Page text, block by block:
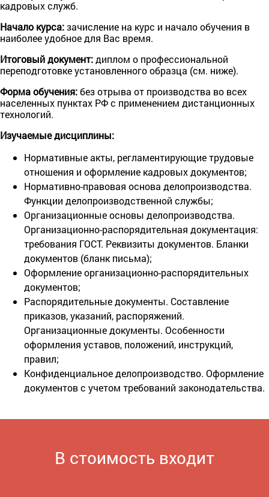
кадровых служб.
Начало курса:зачисление на курс и начало обучения в
наиболее удобное для Вас время.
Итогoвый документ:диплом o профессиональной
переподготовке установленного образца (см. ниже).
Форма обучения:без отрыва от производства во всех
населенных пунктах РФ с применением дистанционных
технологий.
Изучаемые дисциплины:
Нормативные акты, регламентирующие трудовые
отношения и оформление кадровых документов;
Нормативно-правовая основа делопроизводства.
Функции делопроизводственной службы;
Организационные основы делопроизводства.
Организационно-распорядительная документация:
требования ГОСТ. Реквизиты документов. Бланки
документов (бланк письма);
Оформление организационно-распорядительных
документов;
Распорядительные документы. Составление
приказов, указаний, распоряжений.
Организационные документы. Особенности
оформления уставов, положений, инструкций,
правил;
Конфиденциальное делопроизводство. Оформление
документов с учетом требований законодательства.
В стоимость входит